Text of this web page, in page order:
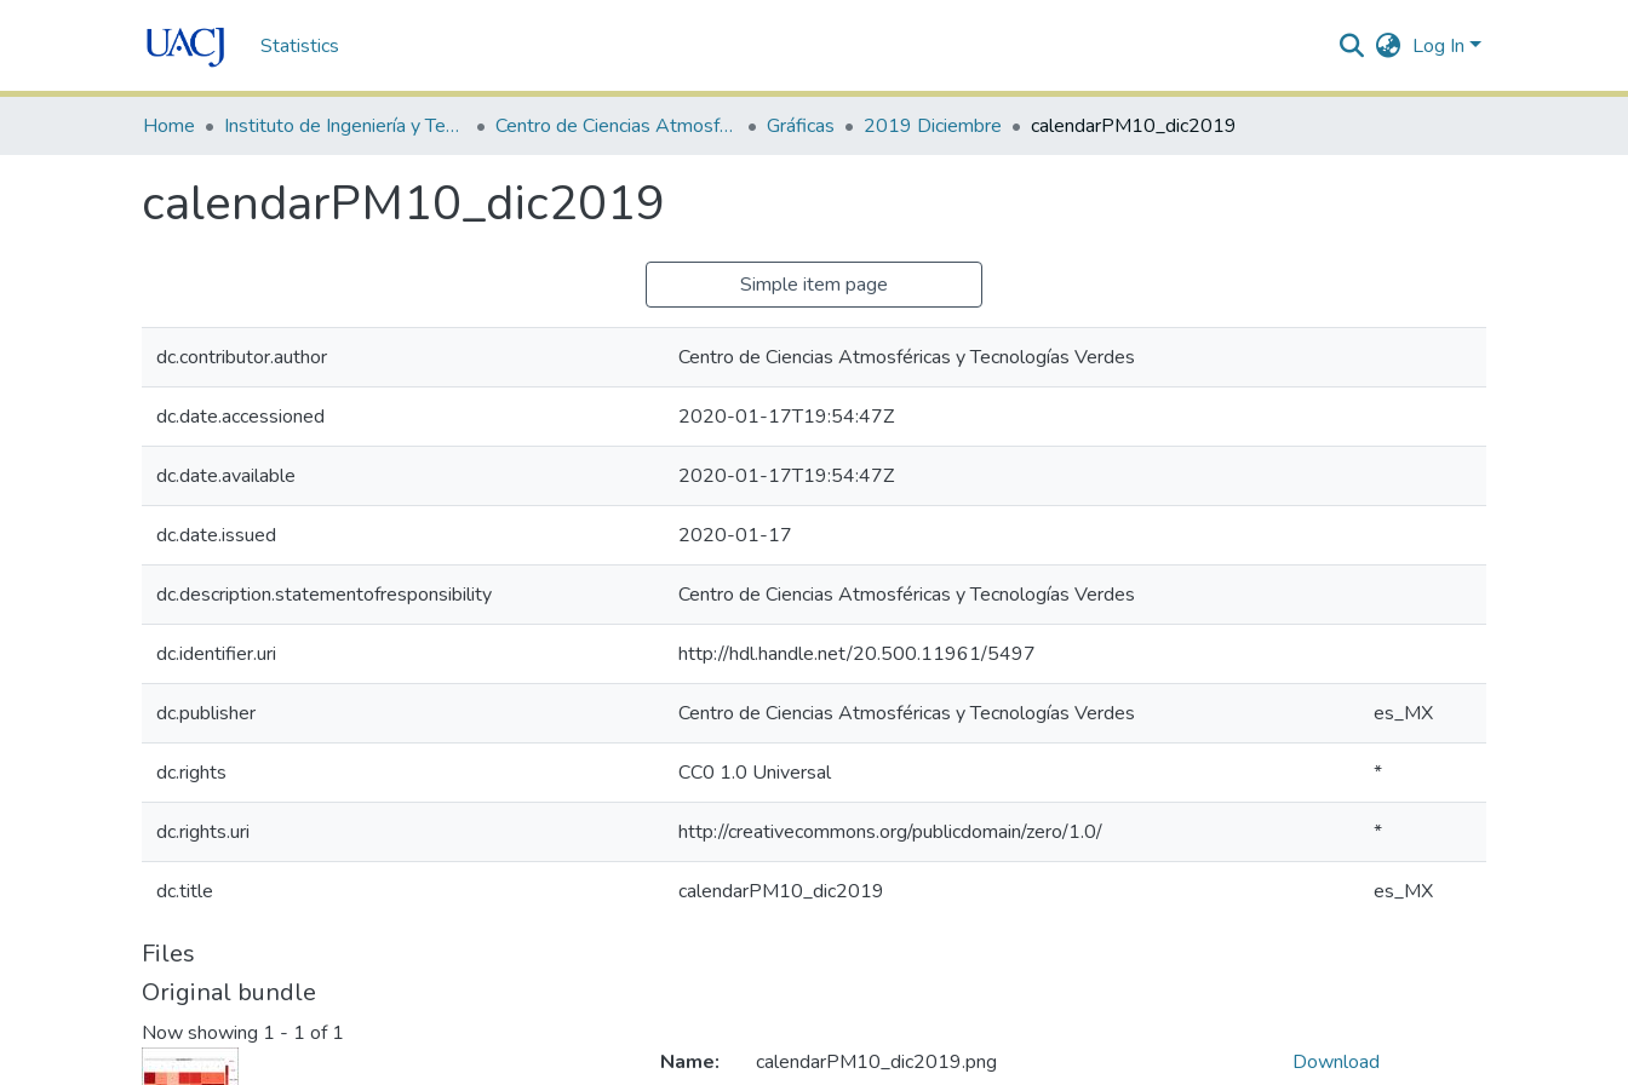
Statistics Log In
Home Instituto de Ingeniería y Tecnología Centro de Ciencias Atmosféricas y Tecnologías Verdes Gráficas 2019 Diciembre calendarPM10_dic2019
calendarPM10_dic2019
Simple item page
dc.contributor.author Centro de Ciencias Atmosféricas y Tecnologías Verdes
dc.date.accessioned 2020-01-17T19:54:47Z
dc.date.available 2020-01-17T19:54:47Z
dc.date.issued 2020-01-17
dc.description.statementofresponsibility Centro de Ciencias Atmosféricas y Tecnologías Verdes
dc.identifier.uri http://hdl.handle.net/20.500.11961/5497
dc.publisher Centro de Ciencias Atmosféricas y Tecnologías Verdes es_MX
dc.rights CC0 1.0 Universal *
dc.rights.uri http://creativecommons.org/publicdomain/zero/1.0/ *
dc.title calendarPM10_dic2019 es_MX
Files
Original bundle
Now showing 1 - 1 of 1
Name:
calendarPM10_dic2019.png Download